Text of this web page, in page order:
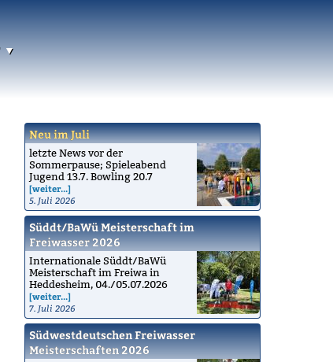
Neu im Juli
letzte News vor der
Sommerpause; Spieleabend
Jugend 13.7. Bowling 20.7
[weiter...]
5. Juli 2026
Süddt/BaWü Meisterschaft im
Freiwasser 2026
Internationale Süddt/BaWü
Meisterschaft im Freiwa in
Heddesheim, 04./05.07.2026
[weiter...]
7. Juli 2026
Südwestdeutschen Freiwasser
Meisterschaften 2026